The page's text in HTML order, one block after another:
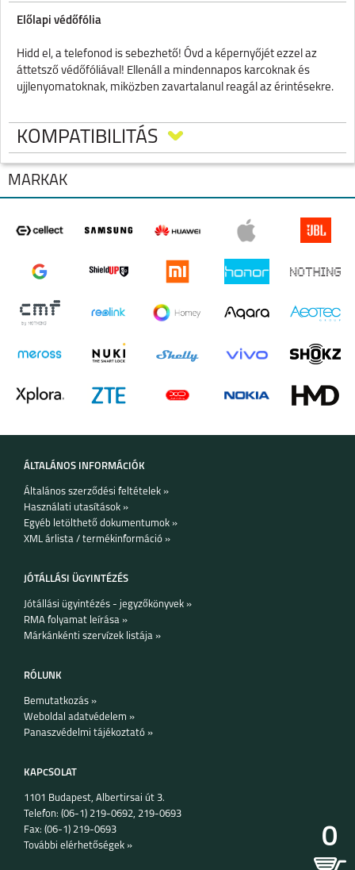
Előlapi védőfólia
Hidd el, a telefonod is sebezhető! Óvd a képernyőjét ezzel az
áttetsző védőfóliával! Ellenáll a mindennapos karcoknak és
ujjlenyomatoknak, miközben zavartalanul reagál az érintésekre.
KOMPATIBILITÁS
SAMSUNG GALAXY Z
MÁRKÁK
ÁLTALÁNOS INFORMÁCIÓK
Általános szerződési feltételek »
Használati utasítások »
Egyéb letölthető dokumentumok »
XML árlista / termékinformáció »
JÓTÁLLÁSI ÜGYINTÉZÉS
Jótállási ügyintézés - jegyzőkönyvek »
RMA folyamat leírása »
Márkánkénti szervízek listája »
RÓLUNK
Bemutatkozás »
Weboldal adatvédelem »
Panaszvédelmi tájékoztató »
KAPCSOLAT
1101 Budapest, Albertirsai út 3.
Telefon: (06-1) 219-0692, 219-0693
Fax: (06-1) 219-0693
További elérhetőségek »
0